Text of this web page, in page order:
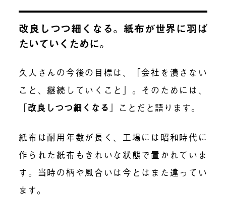
改良しつつ細くなる。紙布が世界に羽ば
たいていくために。
久人さんの今後の目標は、 「会社を潰さない
こと、継続していくこと 」 。そのためには、
「改良しつつ細くなる 」 ことだと語ります。
紙布は耐用年数が長く、工場には昭和時代に
作られた紙布もきれいな状態で置かれていま
す。当時の柄や風合いは今とはまた違ってい
ます。